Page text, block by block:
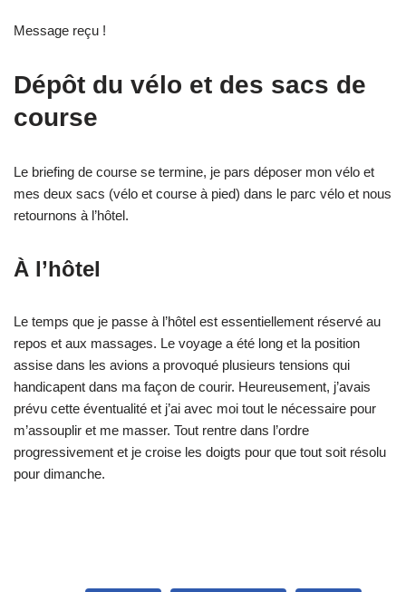
Message reçu !
Dépôt du vélo et des sacs de
course
Le briefing de course se termine, je pars déposer mon vélo et
mes deux sacs (vélo et course à pied) dans le parc vélo et nous
retournons à l’hôtel.
À l’hôtel
Le temps que je passe à l’hôtel est essentiellement réservé au
repos et aux massages. Le voyage a été long et la position
assise dans les avions a provoqué plusieurs tensions qui
handicapent dans ma façon de courir. Heureusement, j’avais
prévu cette éventualité et j’ai avec moi tout le nécessaire pour
m’assouplir et me masser. Tout rentre dans l’ordre
progressivement et je croise les doigts pour que tout soit résolu
pour dimanche.